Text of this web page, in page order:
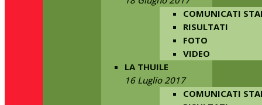
COMUNICATI
RISULTATI
FOTO
VIDEO
LA THUILE
16 Luglio 2017
COMUNICATI